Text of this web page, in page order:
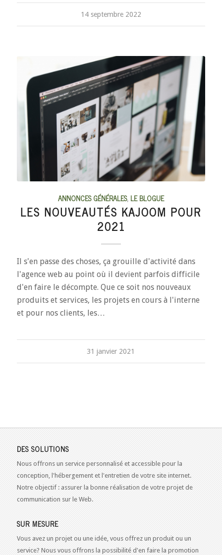
14 septembre 2022
ANNONCES GÉNÉRALES, LE BLOGUE
LES NOUVEAUTÉS KAJOOM POUR
2021
Il s'en passe des choses, ça grouille d'activité dans
l'agence web au point où il devient parfois difficile
d'en faire le décompte. Que ce soit nos nouveaux
produits et services, les projets en cours à l'interne
et pour nos clients, les…
31 janvier 2021
DES SOLUTIONS
Nous offrons un service personnalisé et accessible pour la
conception, l'hébergement et l'entretien de votre site internet.
Notre objectif : assurer la bonne réalisation de votre projet de
communication sur le Web.
SUR MESURE
Vous avez un projet ou une idée, vous offrez un produit ou un
service? Nous vous offrons la possibilité d'en faire la promotion